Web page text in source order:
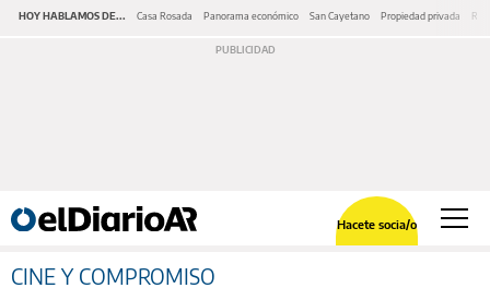
HOY HABLAMOS DE... Casa Rosada Panorama económico San Cayetano Propiedad privada
Hacete socia/o
CINE Y COMPROMISO